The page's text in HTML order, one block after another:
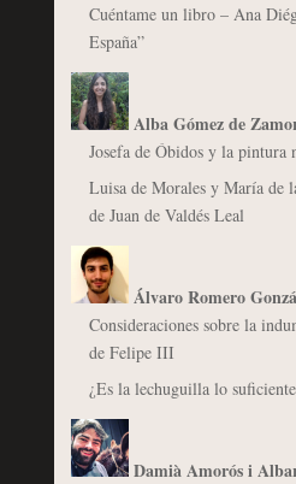
Cuéntame un libro – Ana
España”
Alba Gómez de
Josefa de Óbidos y la pintura
Luisa de Morales y María de
de Juan de Valdés Leal
Álvaro Romero
Consideraciones sobre la
de Felipe III
¿Es la lechuguilla lo
Damià Amorós i